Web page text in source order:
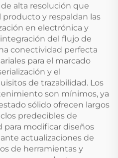
alta resolución que
producto y respaldan las
en electrónica y
del flujo de
conectividad perfecta
para el marcado
y el
de trazabilidad. Los
son mínimos, ya
sólido ofrecen largos
predecibles de
para modificar diseños
actualizaciones de
de herramientas y